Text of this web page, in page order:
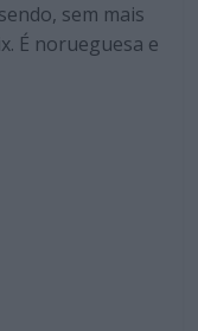
sem mais
É norueguesa e